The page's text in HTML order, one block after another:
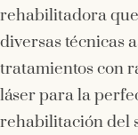
rehabilitadora
diversas técnicas
tratamientos con
láser para la
rehabilitación del